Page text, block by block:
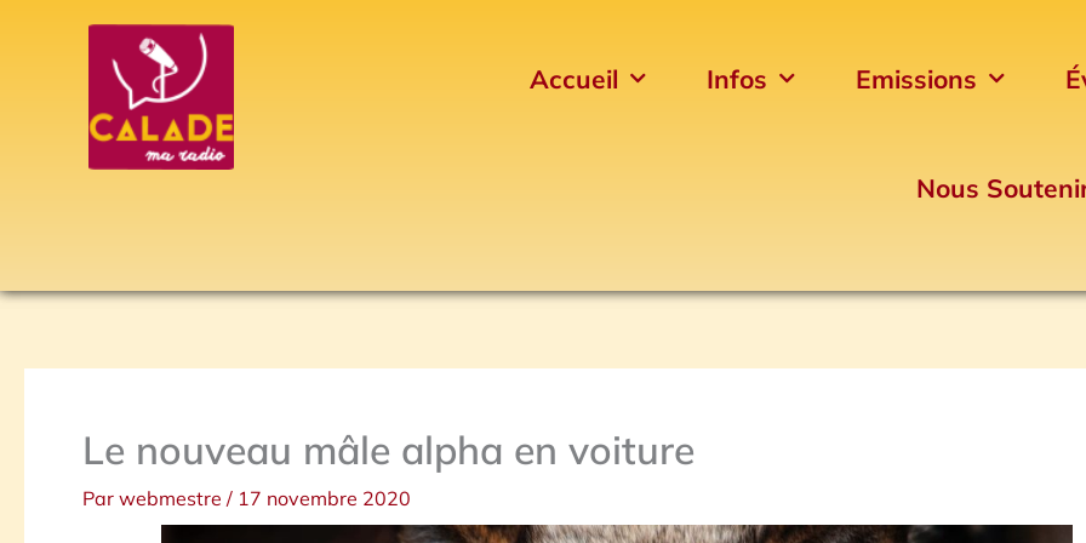
Accueil Infos Emissions
Nous
Le nouveau mâle alpha en voiture
Par webmestre / 17 novembre 2020